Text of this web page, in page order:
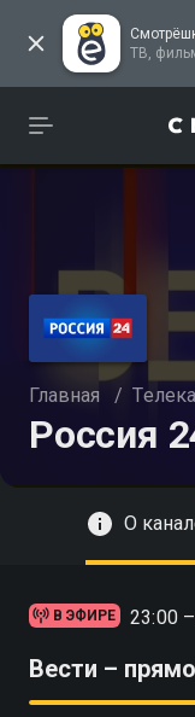
Главная /
Россия
О
В ЭФИРЕ 23:00
Вести –